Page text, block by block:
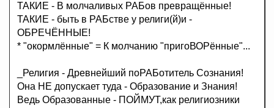
ТАКИЕ - В молчаливых РАБов превращённые!
ТАКИЕ - быть в РАБстве у религи(й)и -
ОБРЕЧЁННЫЕ!
* "окормлённые" = К молчанию "пригоВОРённые"...
_Религия - Древнейший поРАБотитель Сознания!
Она НЕ допускает туда - Образование и Знания!
Ведь Образованные - ПОЙМУТ,как религиозники